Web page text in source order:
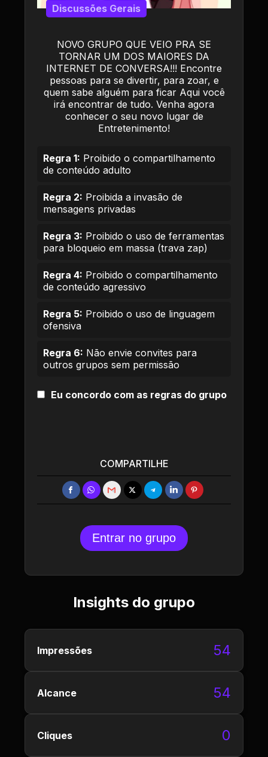
NOVO GRUPO QUE VEIO PRA SE
TORNAR UM DOS MAIORES DA
INTERNET DE CONVERSA!!! Encontre
pessoas para se divertir, para zoar, e
quem sabe alguém para ficar Aqui você
irá encontrar de tudo. Venha agora
conhecer o seu novo lugar de
Entretenimento!
Discussões Gerais
Regra 1: Proibido o compartilhamento
de conteúdo adulto
Regra 2: Proibida a invasão de
mensagens privadas
Regra 3: Proibido o uso de ferramentas
para bloqueio em massa (trava zap)
Regra 4: Proibido o compartilhamento
de conteúdo agressivo
Regra 5: Proibido o uso de linguagem
ofensiva
Regra 6: Não envie convites para
outros grupos sem permissão
Eu concordo com as regras do grupo
COMPARTILHE
Entrar no grupo
Insights do grupo
Impressões 54
Alcance 54
Cliques 0